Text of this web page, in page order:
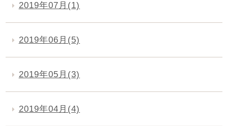
2019年07月(1)
2019年06月(5)
2019年05月(3)
2019年04月(4)